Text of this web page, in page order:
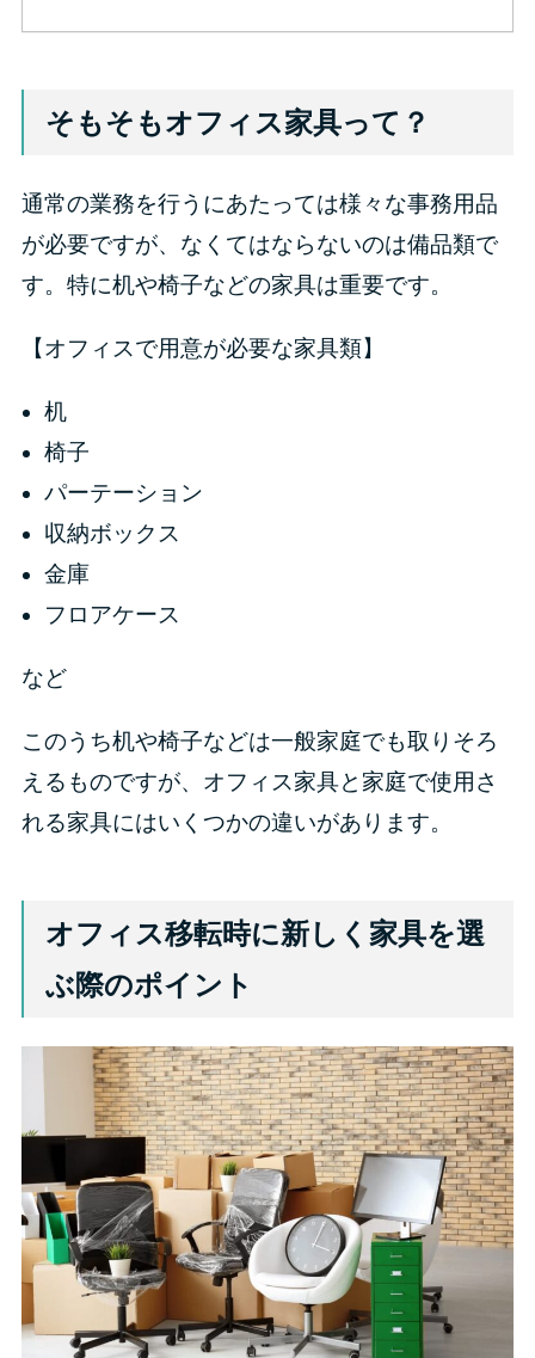
そもそもオフィス家具って？
通常の業務を行うにあたっては様々な事務用品
が必要ですが、なくてはならないのは備品類で
す。特に机や椅子などの家具は重要です。
【オフィスで用意が必要な家具類】
机
椅子
パーテーション
収納ボックス
金庫
フロアケース
など
このうち机や椅子などは一般家庭でも取りそろ
えるものですが、オフィス家具と家庭で使用さ
れる家具にはいくつかの違いがあります。
オフィス移転時に新しく家具を選
ぶ際のポイント